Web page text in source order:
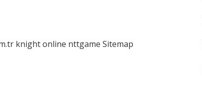
knight online nttgame Sitemap